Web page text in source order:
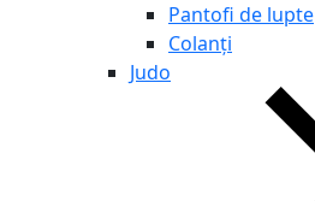
Pantofi de lupte
Colanți
Judo